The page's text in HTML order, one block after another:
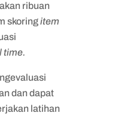
ribuan
skoringitem
time.
dan dapat
latihan